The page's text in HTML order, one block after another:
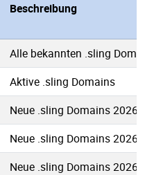
Beschreibung
Alle bekannten .sling
Aktive .sling Domains
Neue .sling Domains 2026-
Neue .sling Domains 2026-
Neue .sling Domains 2026-